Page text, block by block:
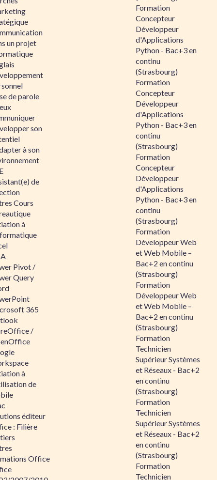
un projet
de parole
son
à son
de
Cours
à
Pivot /
Query
365
/
à
de
éditeur
: Filière
Office
Formation
Concepteur
Développeur
d'Applications
Python - Bac+3 en
continu
(Strasbourg)
Formation
Concepteur
Développeur
d'Applications
Python - Bac+3 en
continu
(Strasbourg)
Formation
Concepteur
Développeur
d'Applications
Python - Bac+3 en
continu
(Strasbourg)
Formation
Développeur Web
et Web Mobile –
Bac+2 en continu
(Strasbourg)
Formation
Développeur Web
et Web Mobile –
Bac+2 en continu
(Strasbourg)
Formation
Technicien
Supérieur Systèmes
et Réseaux - Bac+2
en continu
(Strasbourg)
Formation
Technicien
Supérieur Systèmes
et Réseaux - Bac+2
en continu
(Strasbourg)
Formation
Technicien